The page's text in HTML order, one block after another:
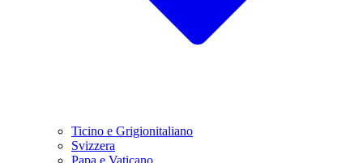
Ticino e Grigionitaliano
Svizzera